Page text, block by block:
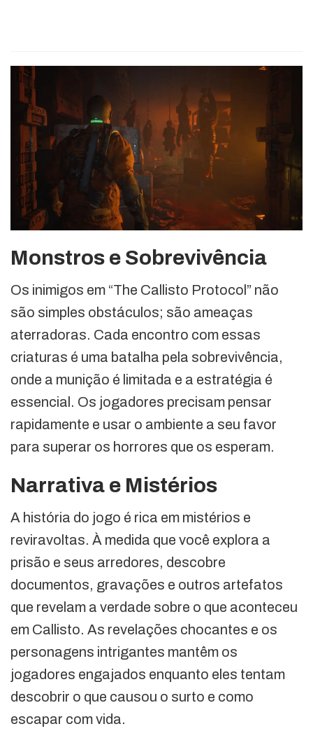
Monstros e Sobrevivência
Os inimigos em “The Callisto Protocol” não
são simples obstáculos; são ameaças
aterradoras. Cada encontro com essas
criaturas é uma batalha pela sobrevivência,
onde a munição é limitada e a estratégia é
essencial. Os jogadores precisam pensar
rapidamente e usar o ambiente a seu favor
para superar os horrores que os esperam.
Narrativa e Mistérios
A história do jogo é rica em mistérios e
reviravoltas. À medida que você explora a
prisão e seus arredores, descobre
documentos, gravações e outros artefatos
que revelam a verdade sobre o que aconteceu
em Callisto. As revelações chocantes e os
personagens intrigantes mantêm os
jogadores engajados enquanto eles tentam
descobrir o que causou o surto e como
escapar com vida.